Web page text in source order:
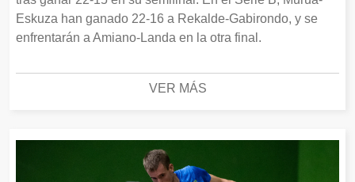
Eskuza han ganado 22-16 a Rekalde-Gabirondo, y se
enfrentarán a Amiano-Landa en la otra final.
VER MÁS